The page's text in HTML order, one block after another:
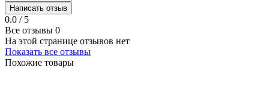
Написать отзыв
0.0 / 5
Все отзывы 0
На этой странице отзывов нет
Показать все отзывы
Похожие товары